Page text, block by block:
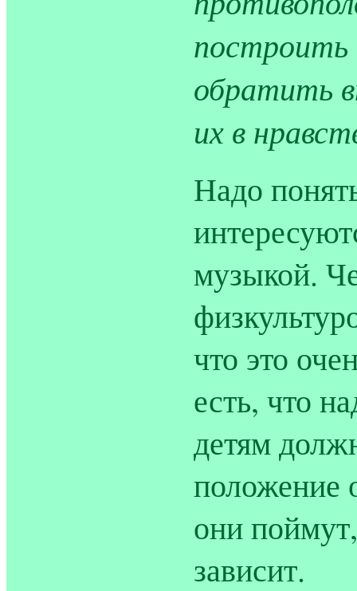
построить
обратить
их в
Надо
музыкой.
что это
есть, что
детям
положение
они
зависит.